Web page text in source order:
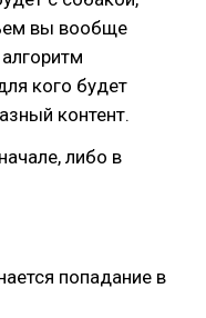
вы вообще
кого будет
контент.
либо в
попадание в